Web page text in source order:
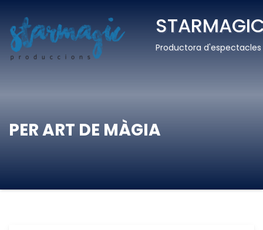
Productora
PER ART DE MÀGIA